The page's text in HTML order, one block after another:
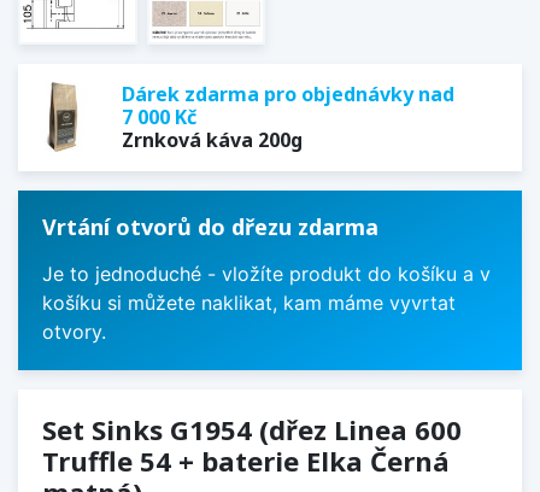
Dárek zdarma pro objednávky nad
7 000 Kč
Zrnková káva 200g
Vrtání otvorů do dřezu zdarma
Je to jednoduché - vložíte produkt do košíku a v
košíku si můžete naklikat, kam máme vyvrtat
otvory.
Set Sinks G1954 (dřez Linea 600
Truffle 54 + baterie Elka Černá